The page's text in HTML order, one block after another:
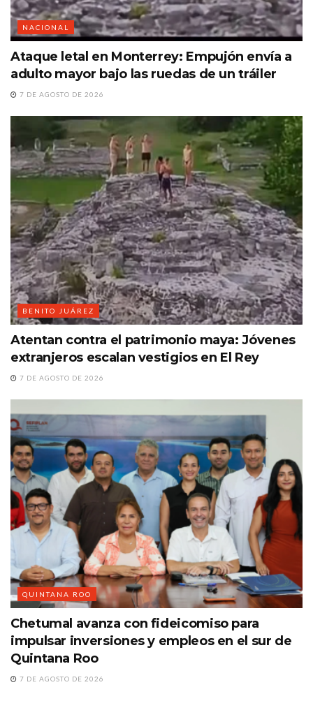
NACIONAL
Ataque letal en Monterrey: Empujón envía a
adulto mayor bajo las ruedas de un tráiler
7 DE AGOSTO DE 2026
BENITO JUÁREZ
Atentan contra el patrimonio maya: Jóvenes
extranjeros escalan vestigios en El Rey
7 DE AGOSTO DE 2026
QUINTANA ROO
Chetumal avanza con fideicomiso para
impulsar inversiones y empleos en el sur de
Quintana Roo
7 DE AGOSTO DE 2026